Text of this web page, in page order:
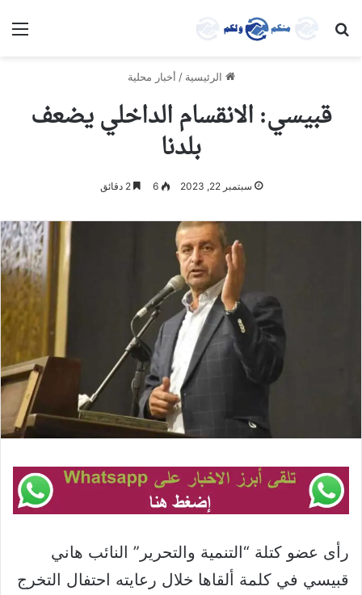
بحث عن
الرئيسية / أخبار محلية
قبيسي: الانقسام الداخلي يضعف
بلدنا
سبتمبر 22, 2023 6 2 دقائق
رأى عضو كتلة “التنمية والتحرير” النائب هاني
قبيسي في كلمة ألقاها خلال رعايته احتفال التخرج